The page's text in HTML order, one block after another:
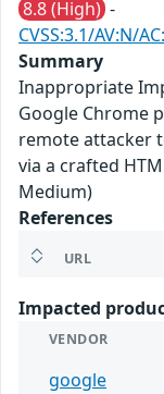
8.8 (High) -
CVSS:3.1/AV:N/
Summary
Inappropriate
Google Chrome
remote attacker
via a crafted
Medium)
References
URL
Impacted
VENDOR
google